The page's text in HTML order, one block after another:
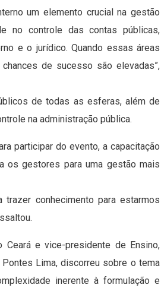
um elemento crucial na gestão
no controle das contas públicas,
e o jurídico. Quando essas áreas
de sucesso são elevadas”,
de todas as esferas, além de
na administração pública.
participar do evento, a capacitação
os gestores para uma gestão mais
conhecimento para estarmos
Ceará e vice-presidente de Ensino,
Lima, discorreu sobre o tema
inerente à formulação e